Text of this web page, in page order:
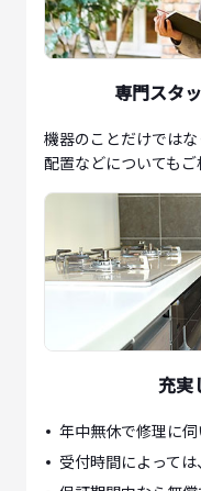
専門スタ
機器のことだけでは
配置などについてもご
充実
年中無休で修理に伺
受付時間によっては